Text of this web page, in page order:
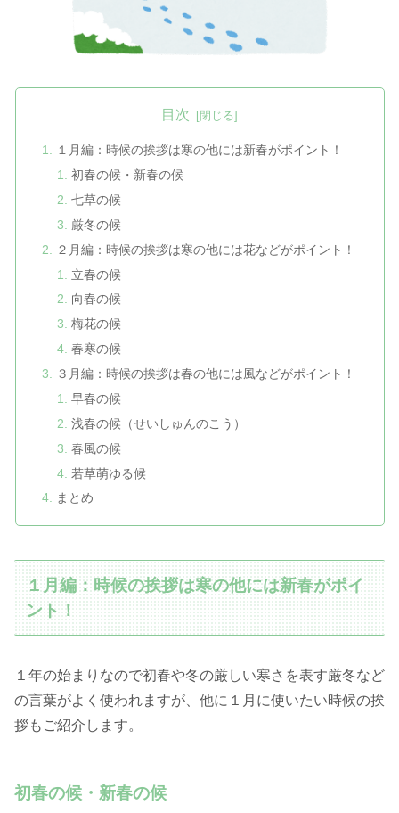
目次
１月編：時候の挨拶は寒の他には新春がポイント！
初春の候・新春の候
七草の候
厳冬の候
２月編：時候の挨拶は寒の他には花などがポイント！
立春の候
向春の候
梅花の候
春寒の候
３月編：時候の挨拶は春の他には風などがポイント！
早春の候
浅春の候（せいしゅんのこう）
春風の候
若草萌ゆる候
まとめ
１月編：時候の挨拶は寒の他には新春がポイ
ント！
１年の始まりなので初春や冬の厳しい寒さを表す厳冬など
の言葉がよく使われますが、他に１月に使いたい時候の挨
拶もご紹介します。
初春の候・新春の候